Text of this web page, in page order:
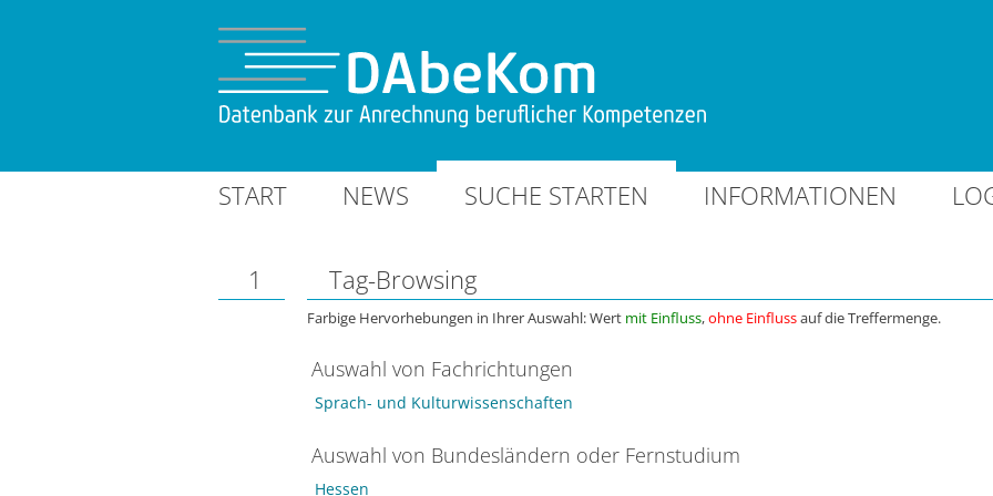
START NEWS SUCHE STARTEN INFORMATIONEN
1 Tag-Browsing
Farbige Hervorhebungen in Ihrer Auswahl: Wert mit Einfluss,ohne Einflussauf die Treffermenge.
Auswahl von Fachrichtungen
Sprach- und Kulturwissenschaften
Auswahl von Bundesländern oder Fernstudium
Hessen